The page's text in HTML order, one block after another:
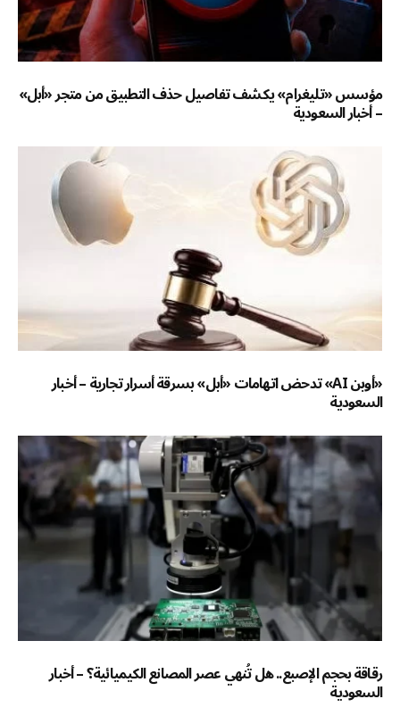
مؤسس «تليغرام» يكشف تفاصيل حذف التطبيق من متجر «أبل»
– أخبار السعودية
«أوبن AI» تدحض اتهامات «أبل» بسرقة أسرار تجارية – أخبار
السعودية
رقاقة بحجم الإصبع.. هل تُنهي عصر المصانع الكيميائية؟ – أخبار
السعودية